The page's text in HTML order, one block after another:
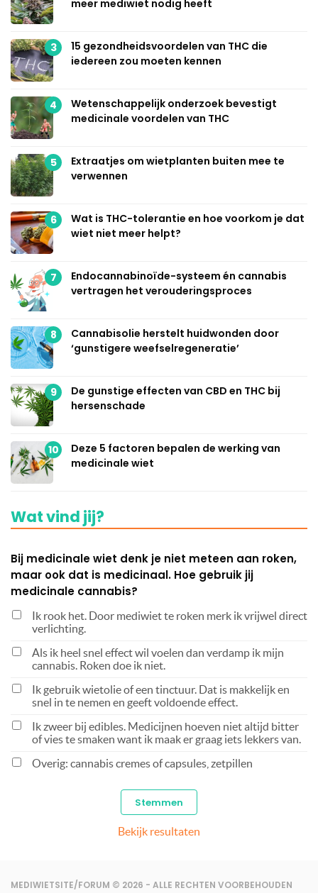
meer mediwiet nodig heeft
3
15 gezondheidsvoordelen van THC die
iedereen zou moeten kennen
4
Wetenschappelijk onderzoek bevestigt
medicinale voordelen van THC
5
Extraatjes om wietplanten buiten mee te
verwennen
6
Wat is THC-tolerantie en hoe voorkom je dat
wiet niet meer helpt?
7
Endocannabinoïde-systeem én cannabis
vertragen het verouderingsproces
8
Cannabisolie herstelt huidwonden door
‘gunstigere weefselregeneratie’
9
De gunstige effecten van CBD en THC bij
hersenschade
10
Deze 5 factoren bepalen de werking van
medicinale wiet
Wat vind jij?
Bij medicinale wiet denk je niet meteen aan roken,
maar ook dat is medicinaal. Hoe gebruik jij
medicinale cannabis?
Ik rook het. Door mediwiet te roken merk ik vrijwel direct
verlichting.
Als ik heel snel effect wil voelen dan verdamp ik mijn
cannabis. Roken doe ik niet.
Ik gebruik wietolie of een tinctuur. Dat is makkelijk en
snel in te nemen en geeft voldoende effect.
Ik zweer bij edibles. Medicijnen hoeven niet altijd bitter
of vies te smaken want ik maak er graag iets lekkers van.
Overig: cannabis cremes of capsules, zetpillen
Bekijk resultaten
MEDIWIETSITE/FORUM © 2026 - ALLE RECHTEN VOORBEHOUDEN